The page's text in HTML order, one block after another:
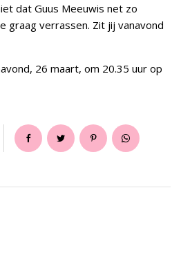
dat Guus Meeuwis net zo
graag verrassen. Zit jij vanavond
26 maart, om 20.35 uur op